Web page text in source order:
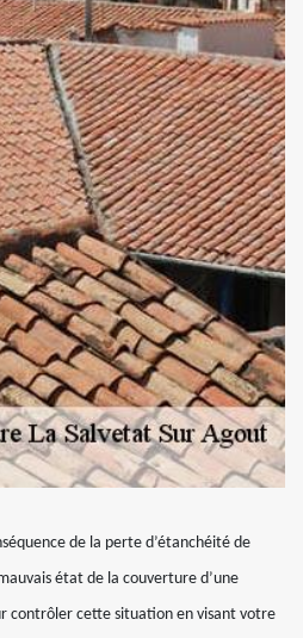
de la perte d’étanchéité de
état de la couverture d’une
contrôler cette situation en visant votre